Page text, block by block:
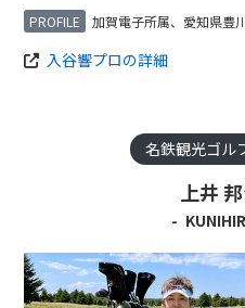
加賀電子所属、愛知県豊
入谷響プロの詳細
名鉄観光ゴル
上井